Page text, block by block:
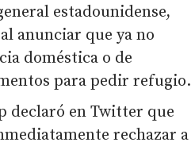
estadounidense,
anunciar que ya no
doméstica o de
para pedir refugio.
declaró en Twitter que
rechazar a